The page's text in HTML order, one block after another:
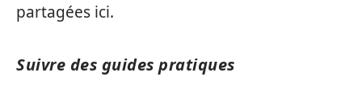
partagées ici.
Suivre des guides pratiques